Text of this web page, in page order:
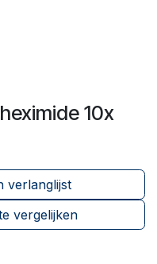
10x
vergelijken
verlanglijst